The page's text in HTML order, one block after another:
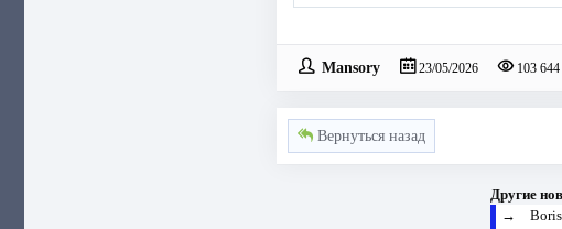
Mansory 23/05/2026 103 644
Вернуться назад
Другие
→